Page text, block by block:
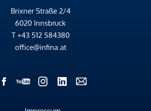
Brixner Straße 2/4
6020 Innsbruck
T +43 512 584380
office@infina.at